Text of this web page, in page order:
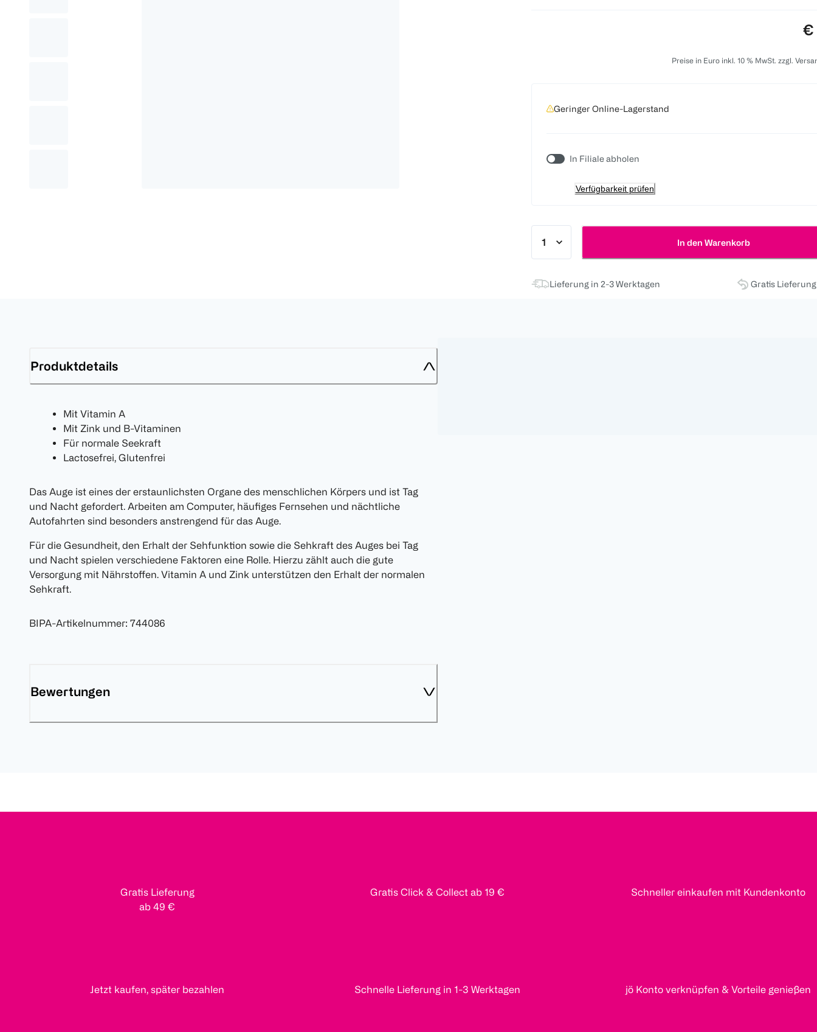
€
Preise in Euro inkl. 10 % MwSt. zzgl.
Geringer Online-Lagerstand
In Filiale abholen
Verfügbarkeit prüfen
In den Warenkorb
Lieferung in 2-3 Werktagen Gratis
Produktdetails
Mit Vitamin A
Mit Zink und B-Vitaminen
Für normale Seekraft
Lactosefrei, Glutenfrei
Das Auge ist eines der erstaunlichsten Organe des menschlichen Körpers und ist Tag
und Nacht gefordert. Arbeiten am Computer, häufiges Fernsehen und nächtliche
Autofahrten sind besonders anstrengend für das Auge.
Für die Gesundheit, den Erhalt der Sehfunktion sowie die Sehkraft des Auges bei Tag
und Nacht spielen verschiedene Faktoren eine Rolle. Hierzu zählt auch die gute
Versorgung mit Nährstoffen. Vitamin A und Zink unterstützen den Erhalt der normalen
Sehkraft.
BIPA-Artikelnummer: 744086
Bewertungen
Gratis Lieferung
ab 49 €
Gratis Click & Collect ab 19 € Schneller einkaufen mit Kundenkonto
Jetzt kaufen, später bezahlen Schnelle Lieferung in 1-3 Werktagen jö Konto verknüpfen & Vorteile genießen